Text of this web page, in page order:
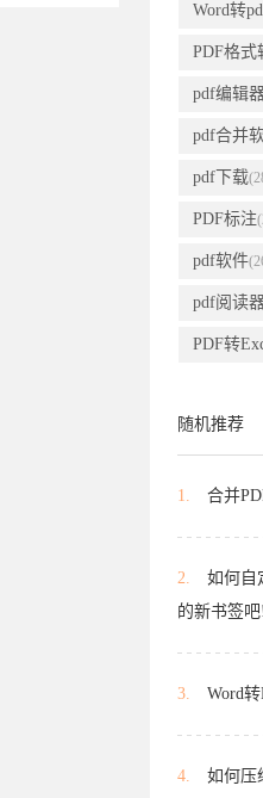
Word转
PDF格式
pdf编辑
pdf合并
pdf下载
PDF标注
pdf软件
pdf阅读
PDF转
随机推荐
1. 合并
2.
如何自
的新书签吧!
3. Word
4.
如何压